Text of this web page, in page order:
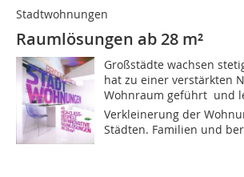
Stadtwohnungen
Raumlösungen ab 28 m²
Großstädte wachsen
hat zu einer verstärkten
Wohnraum geführt  und
Verkleinerung der
Städten. Familien und